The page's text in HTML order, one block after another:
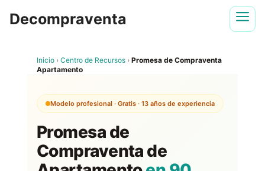
Decompraventa
Inicio › Centro de Recursos › Promesa de Compraventa
Apartamento
Modelo profesional · Gratis · 13 años de experiencia
Promesa de
Compraventa de